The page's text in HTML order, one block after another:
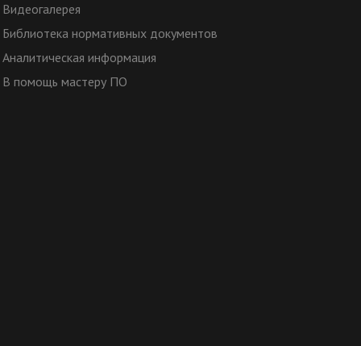
Видеогалерея
Библиотека нормативных документов
Аналитическая информация
В помощь мастеру ПО